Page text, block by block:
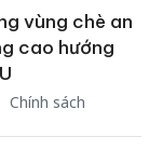
vùng chè an
cao hướng
Chính sách